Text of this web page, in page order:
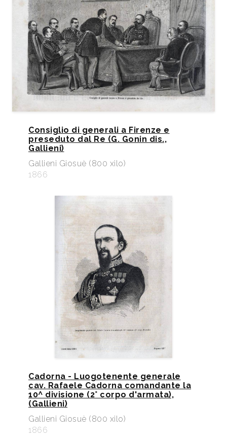
Consiglio di generali a Firenze e
preseduto dal Re (G. Gonin dis.,
Gallieni)
Gallieni Giosuè (800 xilo)
1866
Cadorna - Luogotenente generale
cav. Rafaele Cadorna comandante la
10^ divisione (2° corpo d'armata),
(Gallieni)
Gallieni Giosuè (800 xilo)
1866